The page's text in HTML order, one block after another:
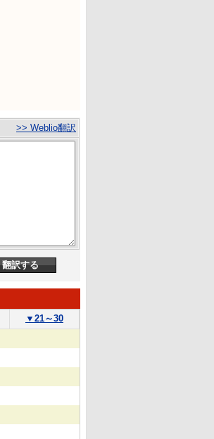
>> Weblio翻訳
▼ 21～30